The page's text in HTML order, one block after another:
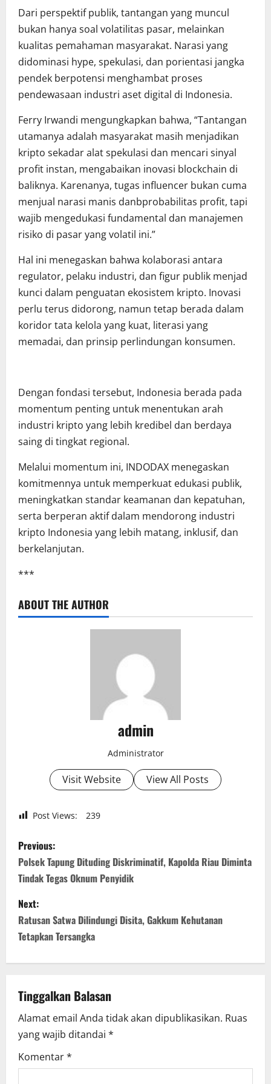
Dari perspektif publik, tantangan yang muncul
bukan hanya soal volatilitas pasar, melainkan
kualitas pemahaman masyarakat. Narasi yang
didominasi hype, spekulasi, dan porientasi jangka
pendek berpotensi menghambat proses
pendewasaan industri aset digital di Indonesia.
Ferry Irwandi mengungkapkan bahwa, “Tantangan
utamanya adalah masyarakat masih menjadikan
kripto sekadar alat spekulasi dan mencari sinyal
profit instan, mengabaikan inovasi blockchain di
baliknya. Karenanya, tugas influencer bukan cuma
menjual narasi manis danbprobabilitas profit, tapi
wajib mengedukasi fundamental dan manajemen
risiko di pasar yang volatil ini.”
Hal ini menegaskan bahwa kolaborasi antara
regulator, pelaku industri, dan figur publik menjad
kunci dalam penguatan ekosistem kripto. Inovasi
perlu terus didorong, namun tetap berada dalam
koridor tata kelola yang kuat, literasi yang
memadai, dan prinsip perlindungan konsumen.
Dengan fondasi tersebut, Indonesia berada pada
momentum penting untuk menentukan arah
industri kripto yang lebih kredibel dan berdaya
saing di tingkat regional.
Melalui momentum ini, INDODAX menegaskan
komitmennya untuk memperkuat edukasi publik,
meningkatkan standar keamanan dan kepatuhan,
serta berperan aktif dalam mendorong industri
kripto Indonesia yang lebih matang, inklusif, dan
berkelanjutan.
***
ABOUT THE AUTHOR
admin
Administrator
Visit Website View All Posts
Post Views: 239
P
o
s
t
n
a
v
i
g
a
Previous:
Polsek Tapung Dituding Diskriminatif, Kapolda Riau Diminta
Tindak Tegas Oknum Penyidik
Next:
Ratusan Satwa Dilindungi Disita, Gakkum Kehutanan
Tetapkan Tersangka
Tinggalkan Balasan
Alamat email Anda tidak akan dipublikasikan. Ruas
yang wajib ditandai *
Komentar*